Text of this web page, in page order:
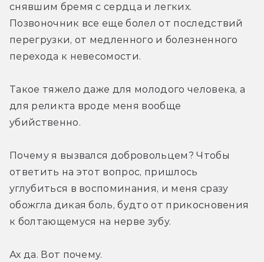
снявшим бремя с сердца и легких.
Позвоночник все еще болел от последствий
перегрузки, от медленного и болезненного
перехода к невесомости.
Такое тяжело даже для молодого человека, а
для реликта вроде меня вообще
убийственно.
Почему я вызвался добровольцем? Чтобы
ответить на этот вопрос, пришлось
углубиться в воспоминания, и меня сразу
обожгла дикая боль, будто от прикосновения
к болтающемуся на нерве зубу.
Ах да. Вот почему.